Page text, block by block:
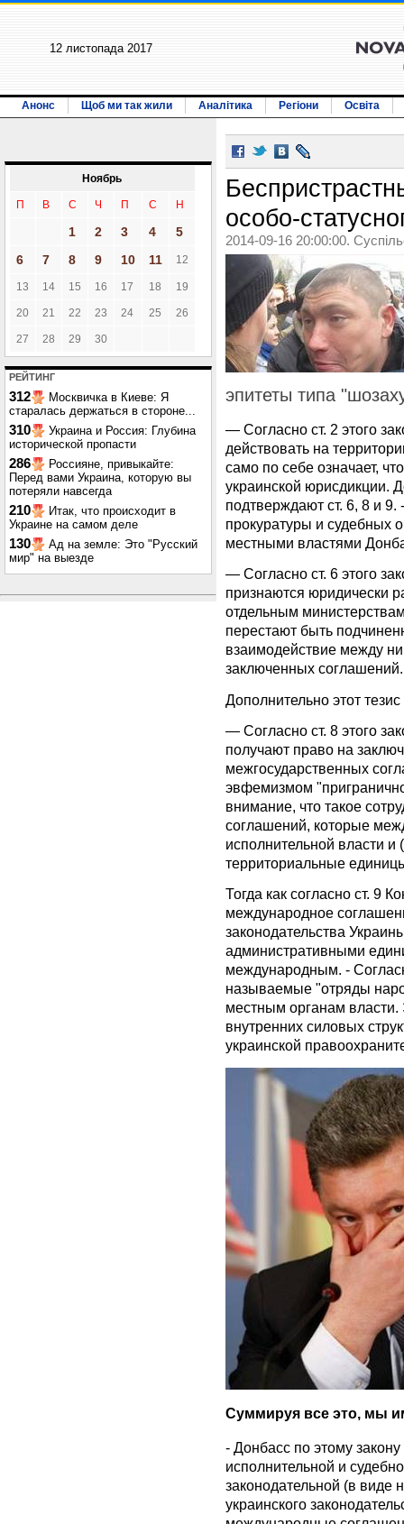
12 листопада 2017
Анонс Щоб ми так жили Аналітика Регіони Освіта
Ноябрь
П В С Ч П С Н
1 2 3 4
5
6
7 8 9 10 11 12
13 14 15 16 17 18 19
20 21 22 23 24 25 26
27 28 29 30
РЕЙТИНГ
312
Москвичка в Киеве: Я
старалась держаться в стороне...
310
Украина и Россия: Глубина
исторической пропасти
286
Россияне, привыкайте:
Перед вами Украина, которую вы
потеряли навсегда
210
Итак, что происходит в
Украине на самом деле
130
Ад на земле: Это "Русский
мир" на выезде
особо-
2014-09-16 20:00:00.
эпитеты типа
— Согласно ст. 2 этого
действовать на
само по себе означает,
украинской юрисдикции.
подтверждают ст. 6, 8 и 9.
прокуратуры и судебных
местными властями
— Согласно ст. 6 этого
признаются юридически
отдельным
перестают быть
взаимодействие между
заключенных соглашений.
Дополнительно этот
— Согласно ст. 8 этого
получают право на
межгосударственных
эвфемизмом
внимание, что такое
соглашений, которые
исполнительной власти
территориальные
Тогда как согласно ст. 9
международное
законодательства
административными
международным. -
называемые "отряды
местным органам
внутренних силовых
украинской
Суммируя все это, мы
- Донбасс по этому
исполнительной и
законодательной (в виде
украинского